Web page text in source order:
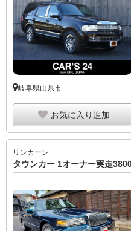
岐阜県山県市
お気に入り追加
リンカーン
タウンカー 1オーナー実走